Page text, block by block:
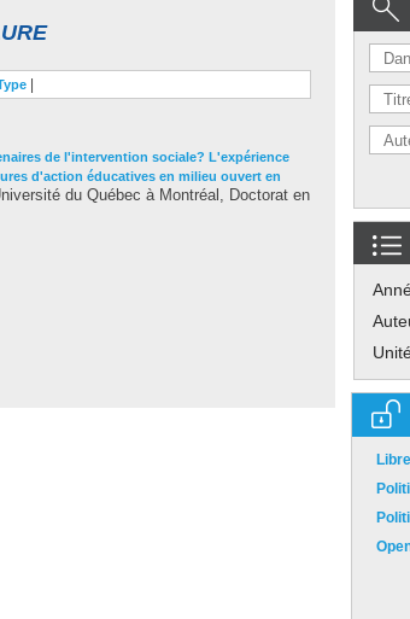
de l'intervention sociale? L'expérience
d'action éducatives en milieu ouvert en
du Québec à Montréal, Doctorat en